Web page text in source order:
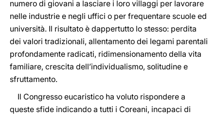
numero di giovani a lasciare i loro villaggi per lavorare
nelle industrie e negli uffici o per frequentare scuole ed
università. Il risultato è dappertutto lo stesso: perdita
dei valori tradizionali, allentamento dei legami parentali
profondamente radicati, ridimensionamento della vita
familiare, crescita dell’individualismo, solitudine e
sfruttamento.
Il Congresso eucaristico ha voluto rispondere a
queste sfide indicando a tutti i Coreani, incapaci di